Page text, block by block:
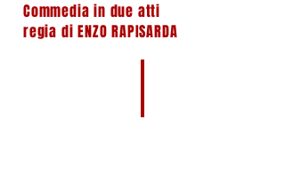
Commedia in due atti
regia di ENZO RAPISARDA